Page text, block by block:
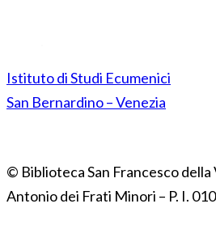
Istituto di Studi Ecumenici
San Bernardino – Venezia
© Biblioteca San Francesco della
Antonio dei Frati Minori – P. I.